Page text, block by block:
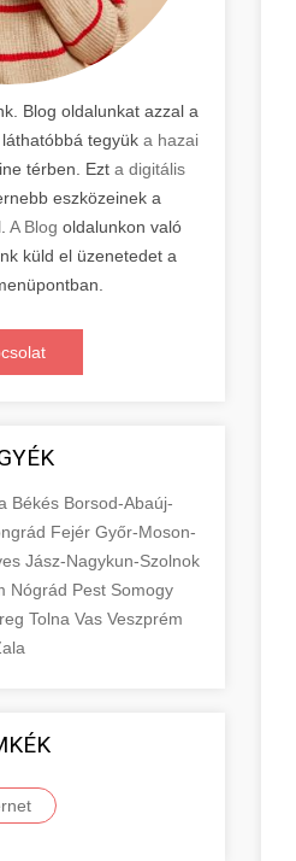
Blog oldalunkat azzal a
tegyük a hazai
térben. Ezt a digitális
eszközeinek a
A Blog oldalunkon való
küld el üzenetedet a
Békés Borsod-Abaúj-
Fejér Győr-Moson-
Jász-Nagykun-Szolnok
Nógrád Pest Somogy
Tolna Vas Veszprém